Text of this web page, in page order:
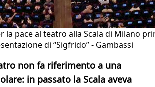
la pace al teatro alla Scala di Milano
di “Sigfrido” - Gambassi
non fa riferimento a una
in passato la Scala aveva